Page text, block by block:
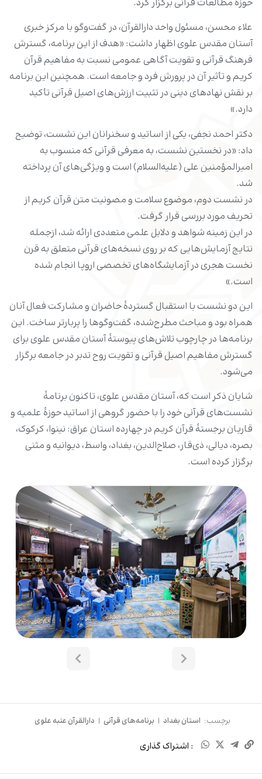
حوزۀ مطالعات قرآنی برگزار کرد.
علاء محسن، مسئول واحد دارالقرآن، در گفت‌وگو با مرکز خبری
آستان مقدس علوی اظهار داشت: «هدف از این برنامه، گسترش
فرهنگ قرآنی و تقویت آگاهی عمومی نسبت به مفاهیم قرآن
کریم و تأثیر آن در پرورش فرد و جامعه است. همچنین این برنامه
بر نقش نهادهای دینی در تثبیت ارزش‌های اصیل قرآنی تأکید
دارد.»
دکتر احمد نجفی، یکی از اساتید و سخنرانان این نشست، توضیح
داد: «در نخستین نشست، به معرفی قرآنی که منسوب به
امیرالمؤمنین علی (علیه‌السلام) است و ویژگی‌های آن پرداخته
شد.
در نشست دوم، موضوع سلامت و مصونیت متن قرآن کریم از
تحریف مورد بررسی قرار گرفت.
در این زمینه شواهد و دلایل علمی متعددی ارائه شد، ازجمله
نتایج آزمایش‌هایی که بر روی نسخه‌های قرآنی متعلق به قرن
نخست هجری در آزمایشگاه‌های تخصصی اروپا انجام شده
است.»
این دو نشست با استقبال گستردۀ حاضران و مشارکت فعال آنان
همراه بود و مباحث مطرح‌شده، گفت‌وگوها را پربارتر ساخت. این
برنامه‌ها در چارچوب تلاش‌های پیوستۀ آستان مقدس علوی برای
گسترش مفاهیم اصیل قرآنی و تقویت روح تدبر در جامعه برگزار
می‌شود.
شایان ذکر است که، آستان مقدس علوی، تاکنون برنامۀ
نشست‌های قرآنی خود را با حضور گروهی از اساتید حوزۀ علمیه و
قاریان برجستۀ قرآن کریم در چهارده استان عراق: نینوا، کرکوک،
بصره، دیالی، ذی‌قار، صلاح‌الدین، بغداد، واسط، دیوانیه و مثنى
برگزار کرده است.
برچسب: استان بغداد | برنامه‌های قرآنی | دارالقرآن عتبه علوی
: اشتراک گذاری